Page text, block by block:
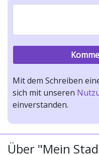
Mit dem Schreiben
sich mit unseren
einverstanden.
Über "Mein